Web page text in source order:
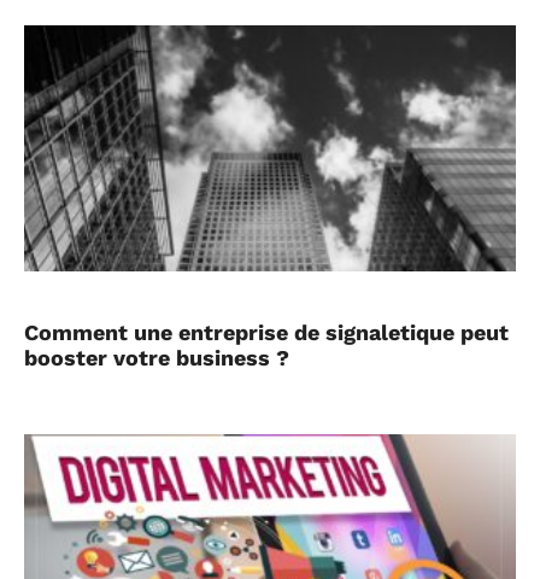
Comment une entreprise de signaletique peut
booster votre business ?